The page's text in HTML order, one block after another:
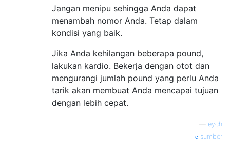
Jangan menipu sehingga Anda dapat
menambah nomor Anda. Tetap dalam
kondisi yang baik.
Jika Anda kehilangan beberapa pound,
lakukan kardio. Bekerja dengan otot dan
mengurangi jumlah pound yang perlu Anda
tarik akan membuat Anda mencapai tujuan
dengan lebih cepat.
eych
sumber